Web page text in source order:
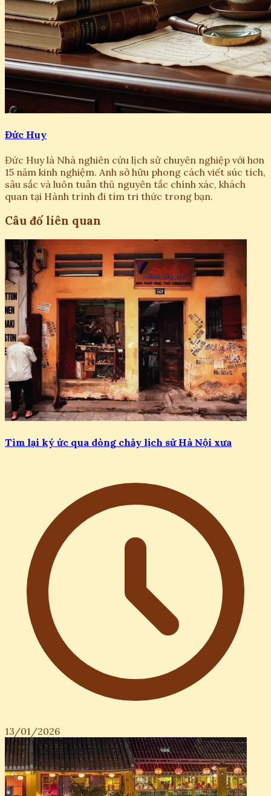
Đức Huy
Đức Huy là Nhà nghiên cứu lịch sử chuyên nghiệp với hơn
15 năm kinh nghiệm. Anh sở hữu phong cách viết súc tích,
sâu sắc và luôn tuân thủ nguyên tắc chính xác, khách
quan tại Hành trình đi tìm tri thức trong bạn.
Câu đố liên quan
Tìm lại ký ức qua dòng chảy lịch sử Hà Nội xưa
13/01/2026